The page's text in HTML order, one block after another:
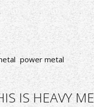
power metal
HEAVY